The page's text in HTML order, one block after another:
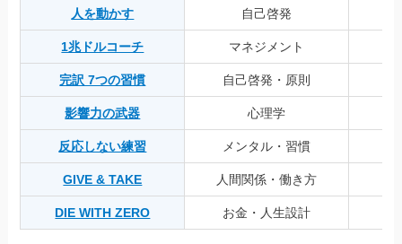
人を動かす 自己啓発
1兆ドルコーチ マネジメント
完訳 7つの習慣 自己啓発・原則
影響力の武器 心理学
反応しない練習 メンタル・習慣
GIVE & TAKE 人間関係・働き方
DIE WITH ZERO お金・人生設計